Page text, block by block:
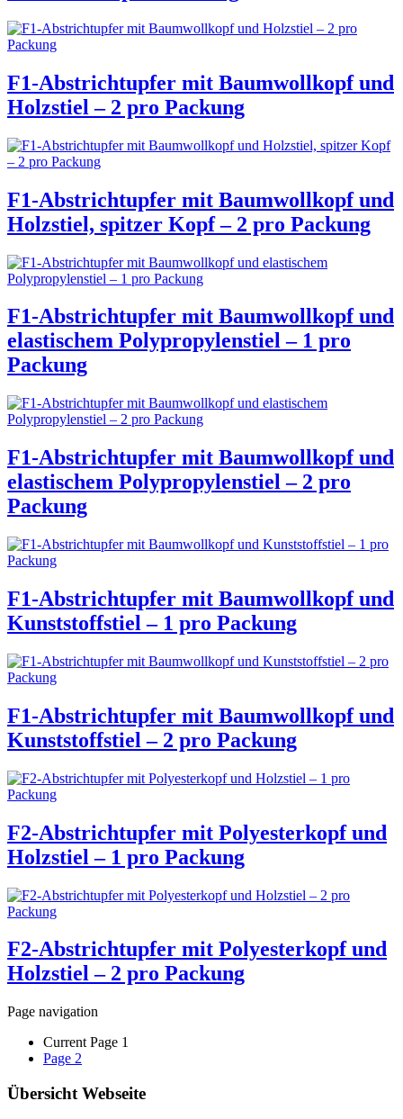
F1-Abstrichtupfer mit Baumwollkopf und
Holzstiel – 2 pro Packung
F1-Abstrichtupfer mit Baumwollkopf und
Holzstiel, spitzer Kopf – 2 pro Packung
F1-Abstrichtupfer mit Baumwollkopf und
elastischem Polypropylenstiel – 1 pro
Packung
F1-Abstrichtupfer mit Baumwollkopf und
elastischem Polypropylenstiel – 2 pro
Packung
F1-Abstrichtupfer mit Baumwollkopf und
Kunststoffstiel – 1 pro Packung
F1-Abstrichtupfer mit Baumwollkopf und
Kunststoffstiel – 2 pro Packung
F2-Abstrichtupfer mit Polyesterkopf und
Holzstiel – 1 pro Packung
F2-Abstrichtupfer mit Polyesterkopf und
Holzstiel – 2 pro Packung
Page navigation
Current Page 1
Page 2
Übersicht Webseite